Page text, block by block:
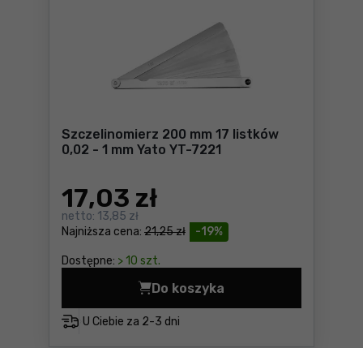
Szczelinomierz 200 mm 17 listków
0,02 - 1 mm Yato YT-7221
-19%
Najniższa cena: 21,25 zł
17,03 zł
netto: 13,85 zł
Dostępne: > 10 szt.
U Ciebie za 2-3 dni
Do koszyka
Szczelinomierz 200 mm 17